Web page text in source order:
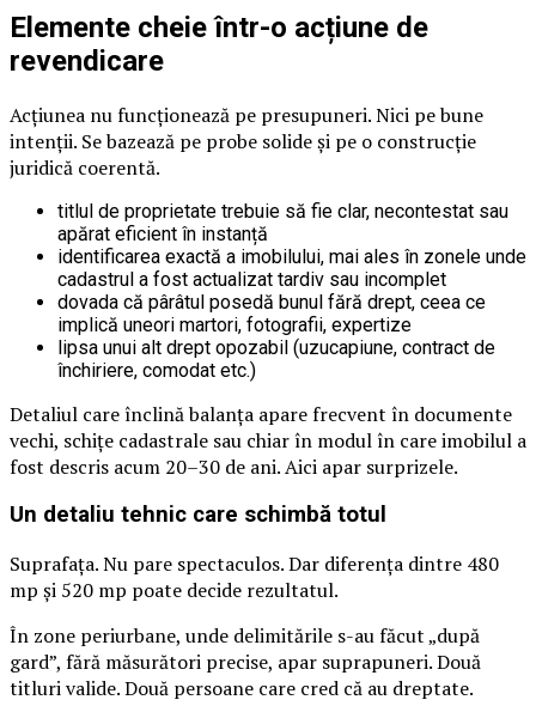
Elemente cheie într-o acțiune de
revendicare
Acțiunea nu funcționează pe presupuneri. Nici pe bune
intenții. Se bazează pe probe solide și pe o construcție
juridică coerentă.
titlul de proprietate trebuie să fie clar, necontestat sau
apărat eficient în instanță
identificarea exactă a imobilului, mai ales în zonele unde
cadastrul a fost actualizat tardiv sau incomplet
dovada că pârâtul posedă bunul fără drept, ceea ce
implică uneori martori, fotografii, expertize
lipsa unui alt drept opozabil (uzucapiune, contract de
închiriere, comodat etc.)
Detaliul care înclină balanța apare frecvent în documente
vechi, schițe cadastrale sau chiar în modul în care imobilul a
fost descris acum 20–30 de ani. Aici apar surprizele.
Un detaliu tehnic care schimbă totul
Suprafața. Nu pare spectaculos. Dar diferența dintre 480
mp și 520 mp poate decide rezultatul.
În zone periurbane, unde delimitările s-au făcut „după
gard”, fără măsurători precise, apar suprapuneri. Două
titluri valide. Două persoane care cred că au dreptate.